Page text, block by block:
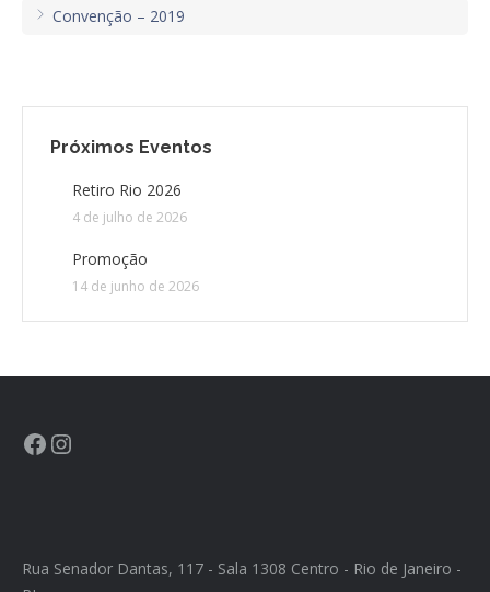
PERGUNTAS E RESPOSTAS
CONTATO
CONTRIBUIÇÕES
HISTÓRIA DE CCA/BR
Convenção – 2019
Próximos Eventos
Retiro Rio 2026
4 de julho de 2026
Promoção
14 de junho de 2026
Rua Senador Dantas, 117 - Sala 1308 Centro - Rio de Janeiro -